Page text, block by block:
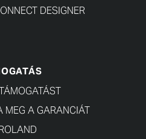
DESIGNER
MEG A GARANCIÁT